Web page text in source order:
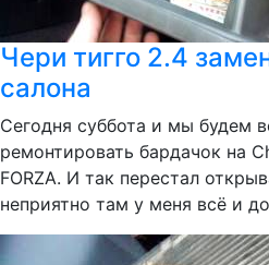
Чери тигго 2.4
салона
Сегодня суббота и мы будем
ремонтировать бардачок на
FORZA. И так перестал
неприятно там у меня всё и